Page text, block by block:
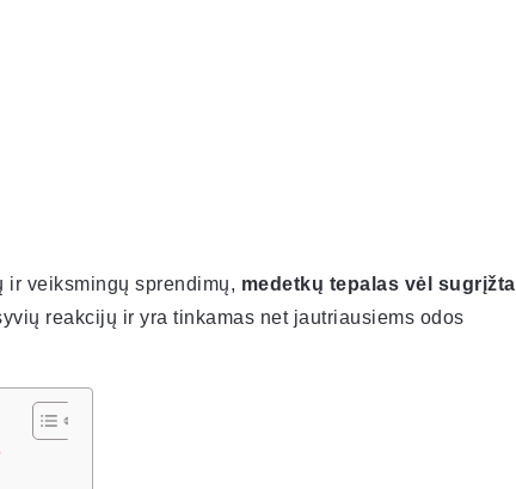
veiksmingų sprendimų, medetkų tepalas vėl sugrįžta
reakcijų ir yra tinkamas net jautriausiems odos